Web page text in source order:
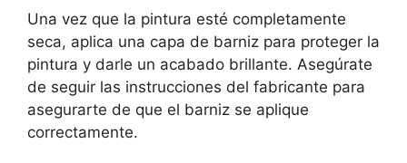
Una vez que la pintura esté completamente
seca, aplica una capa de barniz para proteger la
pintura y darle un acabado brillante. Asegúrate
de seguir las instrucciones del fabricante para
asegurarte de que el barniz se aplique
correctamente.